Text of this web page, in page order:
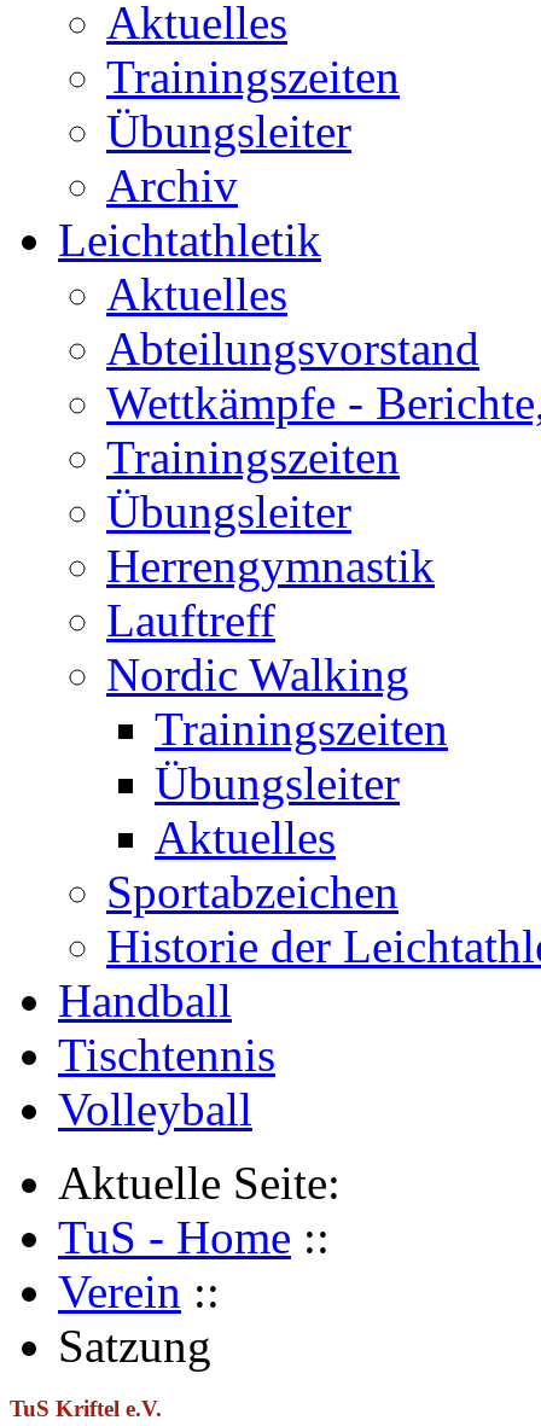
Aktuelles
Trainingszeiten
Übungsleiter
Archiv
Leichtathletik
Aktuelles
Abteilungsvorstand
Wettkämpfe -
Trainingszeiten
Übungsleiter
Herrengymnastik
Lauftreff
Nordic Walking
Trainingszeiten
Übungsleiter
Aktuelles
Sportabzeichen
Historie der
Handball
Tischtennis
Volleyball
Aktuelle Seite:
TuS - Home ::
Verein ::
Satzung
TuS Kriftel e.V.